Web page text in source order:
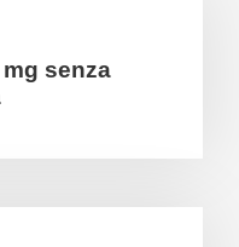
senza